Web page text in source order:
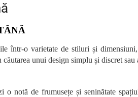
într-o varietate de stiluri și
unui design simplu și discret
o notă de frumusețe și seninătate